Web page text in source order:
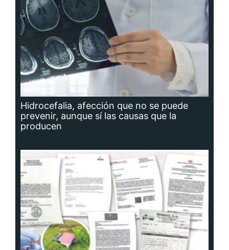
Hidrocefalia, afección que no se puede
prevenir, aunque sí las causas que la
producen